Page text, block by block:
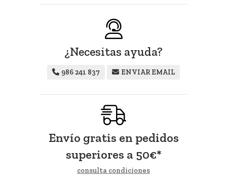
¿Necesitas ayuda?
986 241 837 ENVIAR EMAIL
Envío gratis en pedidos
superiores a 50€*
consulta condiciones